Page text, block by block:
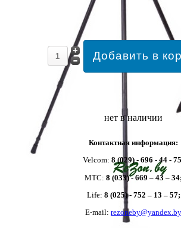
нет в наличии
Контактная информация:
Velcom: 8 (029) - 696 - 44 -
MTC: 8 (033) - 669 – 43 – 34;
Life: 8 (025) - 752 – 13 – 57;
E-mail: rezoneby@yandex.by